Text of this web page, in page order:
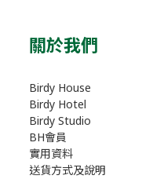
關於我們
Birdy House
Birdy Hotel
Birdy Studio
BH會員
實用資料
送貨方式及說明